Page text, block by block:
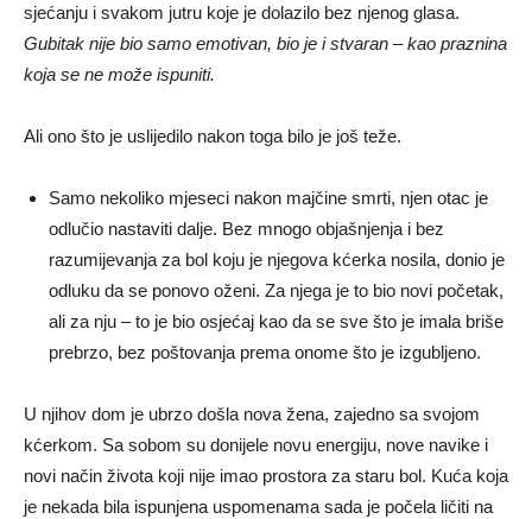
sjećanju i svakom jutru koje je dolazilo bez njenog glasa.
Gubitak nije bio samo emotivan, bio je i stvaran – kao praznina
koja se ne može ispuniti.
Ali ono što je uslijedilo nakon toga bilo je još teže.
Samo nekoliko mjeseci nakon majčine smrti, njen otac je
odlučio nastaviti dalje. Bez mnogo objašnjenja i bez
razumijevanja za bol koju je njegova kćerka nosila, donio je
odluku da se ponovo oženi. Za njega je to bio novi početak,
ali za nju – to je bio osjećaj kao da se sve što je imala briše
prebrzo, bez poštovanja prema onome što je izgubljeno.
U njihov dom je ubrzo došla nova žena, zajedno sa svojom
kćerkom. Sa sobom su donijele novu energiju, nove navike i
novi način života koji nije imao prostora za staru bol. Kuća koja
je nekada bila ispunjena uspomenama sada je počela ličiti na